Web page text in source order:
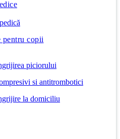
pentru copii
piciorului
si antitrombotici
la domiciliu